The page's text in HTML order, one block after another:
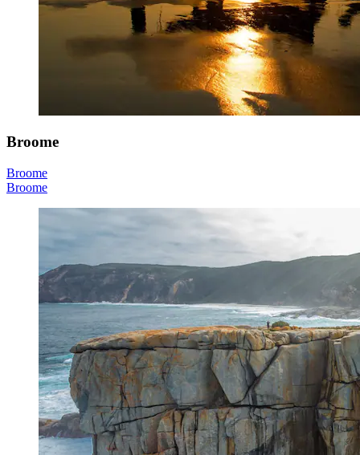
Broome
Broome
Broome